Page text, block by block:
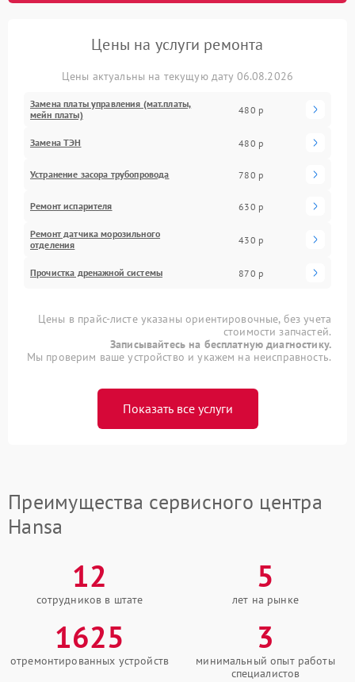
Цены на услуги ремонта
Цены актуальны на текущую дату 06.08.2026
Замена платы управления (мат.платы,
мейн платы)
480 р
Замена ТЭН 480 р
Устранение засора трубопровода 780 р
Ремонт испарителя 630 р
Ремонт датчика морозильного
отделения
430 р
Прочистка дренажной системы 870 р
Цены в прайс-листе указаны ориентировочные, без учета
стоимости запчастей.
Записывайтесь на бесплатную диагностику.
Мы проверим ваше устройство и укажем на неисправность.
Показать все услуги
Преимущества сервисного центра
Hansa
12
сотрудников в штате
5
лет на рынке
1625
отремонтированных устройств
3
минимальный опыт работы
специалистов